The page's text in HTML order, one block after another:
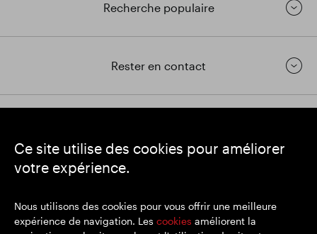
Ce site utilise des cookies pour améliorer
votre expérience.
Nous utilisons des cookies pour vous offrir une meilleure
expérience de navigation. Les cookies améliorent la
Recherche populaire
Rester en contact
SEGRO
Siège social : 1 New Burlington Place, Londres W1S 2HR
Lieu d'immatriculation : Angleterre et Pays de Galles